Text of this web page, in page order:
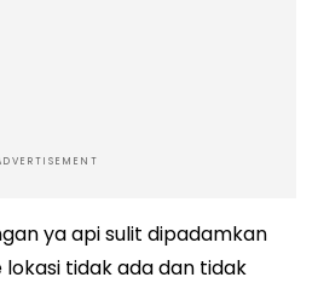
ya api sulit dipadamkan
tidak ada dan tidak